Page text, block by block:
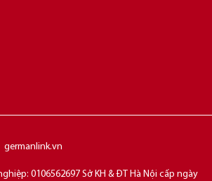
germanlink.vn
0106562697 Sở KH & ĐT Hà Nội cấp ngày